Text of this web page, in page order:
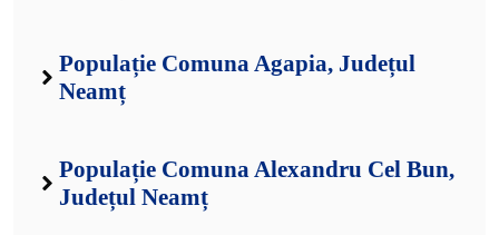
Populație Comuna Agapia, Județul
Neamț
Populație Comuna Alexandru Cel Bun,
Județul Neamț